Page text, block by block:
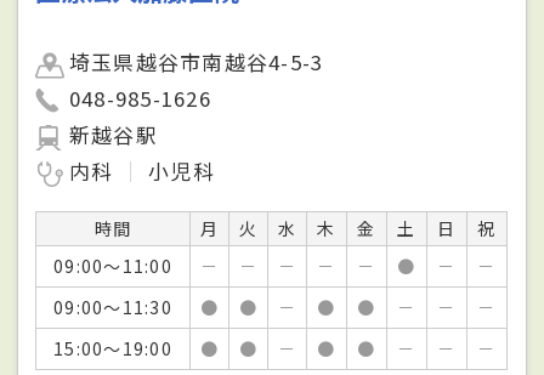
埼玉県越谷市南越谷4-5-3
048-985-1626
新越谷駅
内科
小児科
時間 月 火 水 木 金 土 日
祝
09:00～11:00
－ － － － － ● －
－
09:00～11:30
● ● － ● ● － －
－
15:00～19:00
● ● － ● ● － － －